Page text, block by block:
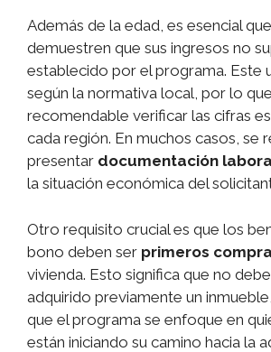
Además de la edad, es esencial
demuestren que sus ingresos no
establecido por el programa. Este
según la normativa local, por lo
recomendable verificar las cifras
cada región. En muchos casos, se
presentar documentación
la situación económica del
Otro requisito crucial es que los
bono deben ser primeros
vivienda. Esto significa que no
adquirido previamente un
que el programa se enfoque en
están iniciando su camino hacia la